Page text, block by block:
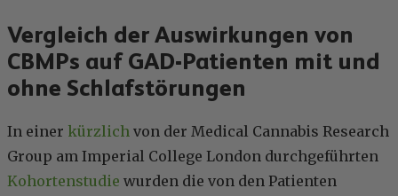
Vergleich der Auswirkungen von
CBMPs auf GAD-Patienten mit und
ohne Schlafstörungen
In einer kürzlich von der Medical Cannabis Research
Group am Imperial College London durchgeführten
Kohortenstudie wurden die von den Patienten